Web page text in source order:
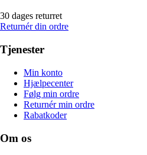
30 dages returret
Returnér din ordre
Tjenester
Min konto
Hjælpecenter
Følg min ordre
Returnér min ordre
Rabatkoder
Om os